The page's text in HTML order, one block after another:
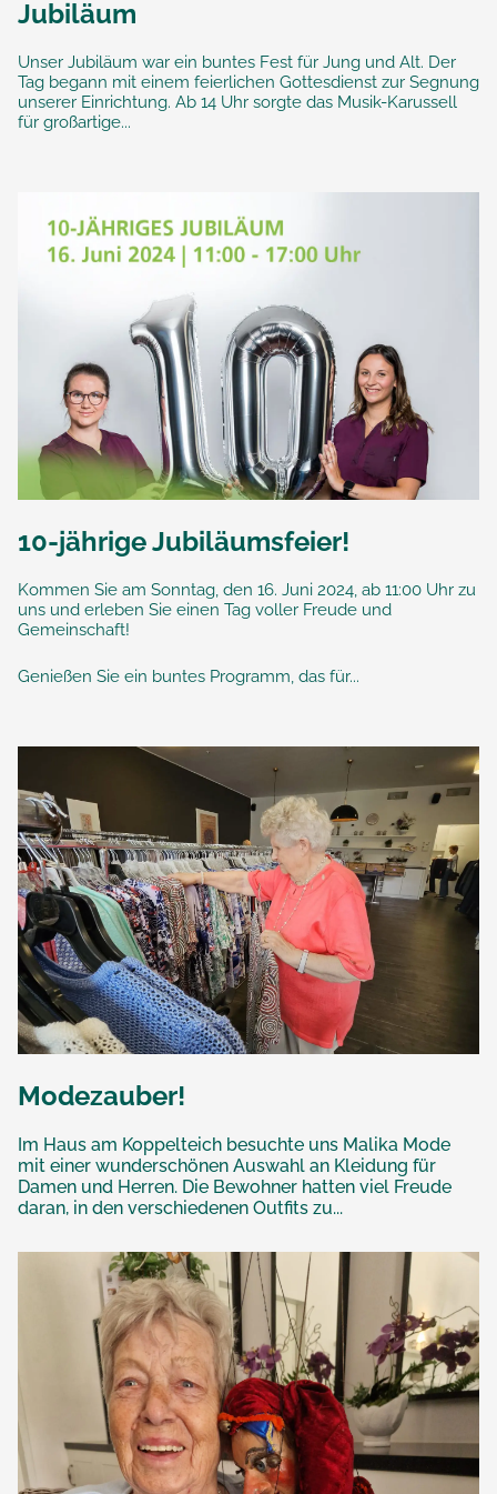
Jubiläum
Unser Jubiläum war ein buntes Fest für Jung und Alt. Der
Tag begann mit einem feierlichen Gottesdienst zur Segnung
unserer Einrichtung. Ab 14 Uhr sorgte das Musik-Karussell
für großartige...
10-jährige Jubiläumsfeier!
Kommen Sie am Sonntag, den 16. Juni 2024, ab 11:00 Uhr zu
uns und erleben Sie einen Tag voller Freude und
Gemeinschaft!
Genießen Sie ein buntes Programm, das für...
Modezauber!
Im Haus am Koppelteich besuchte uns Malika Mode
mit einer wunderschönen Auswahl an Kleidung für
Damen und Herren. Die Bewohner hatten viel Freude
daran, in den verschiedenen Outfits zu...